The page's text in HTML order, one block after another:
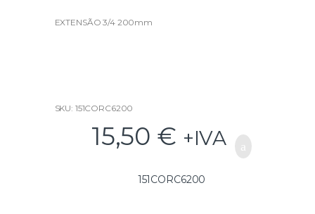
u
EXTENSÃO 3/4 200mm
SKU: 151CORC6200
15,50 € +IVA
151CORC6200